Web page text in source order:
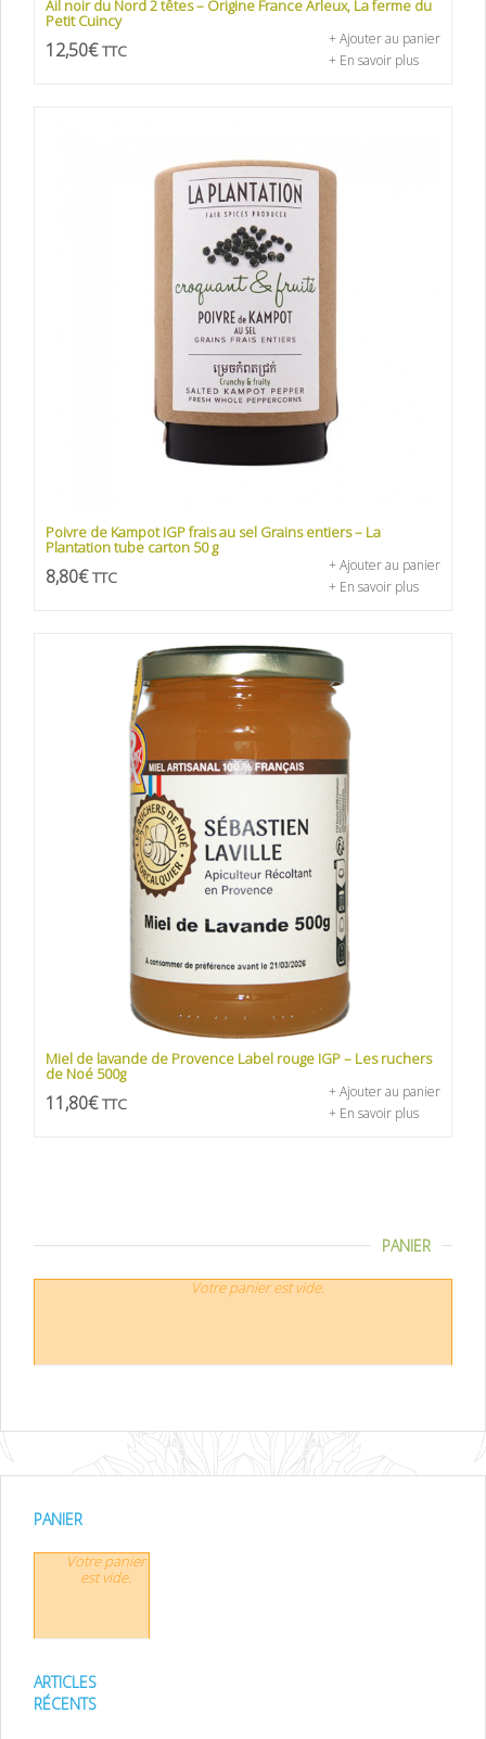
Ail noir du Nord 2 têtes – Origine France Arleux, La ferme du
Petit Cuincy
12,50€ TTC
+ Ajouter au panier
+ En savoir plus
Poivre de Kampot IGP frais au sel Grains entiers – La
Plantation tube carton 50 g
8,80€ TTC
+ Ajouter au panier
+ En savoir plus
Miel de lavande de Provence Label rouge IGP – Les ruchers
de Noé 500g
11,80€ TTC
+ Ajouter au panier
+ En savoir plus
PANIER
Votre panier est vide.
PANIER
Votre panier
est vide.
ARTICLES
RÉCENTS